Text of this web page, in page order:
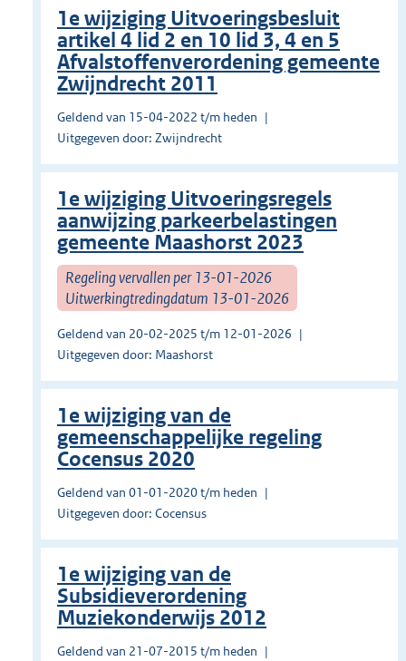
1e wijziging Uitvoeringsbesluit
artikel 4 lid 2 en 10 lid 3, 4 en 5
Afvalstoffenverordening gemeente
Zwijndrecht 2011
Geldend van 15-04-2022 t/m heden
Uitgegeven door: Zwijndrecht
1e wijziging Uitvoeringsregels
aanwijzing parkeerbelastingen
gemeente Maashorst 2023
Regeling vervallen per 13-01-2026
Uitwerkingtredingdatum 13-01-2026
Geldend van 20-02-2025 t/m 12-01-2026
Uitgegeven door: Maashorst
1e wijziging van de
gemeenschappelijke regeling
Cocensus 2020
Geldend van 01-01-2020 t/m heden
Uitgegeven door: Cocensus
1e wijziging van de
Subsidieverordening
Muziekonderwijs 2012
Geldend van 21-07-2015 t/m heden